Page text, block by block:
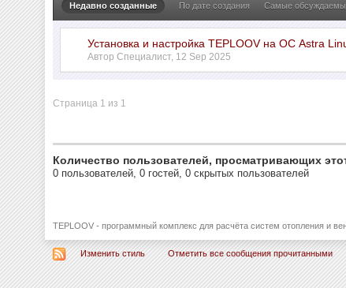
Недавно созданные По дате создания Самые
Установка и настройка TEPLOOV на ОС Astra
АвторСпециалист, 12 Sep 2025
Страница 1 из 1
Количество пользователей, просматривающих
0 пользователей, 0 гостей, 0 скрытых пользователей
TEPLOOV - программный комплекс для расчёта систем отопления и
Изменить стиль Отметить все сообщения прочитанными